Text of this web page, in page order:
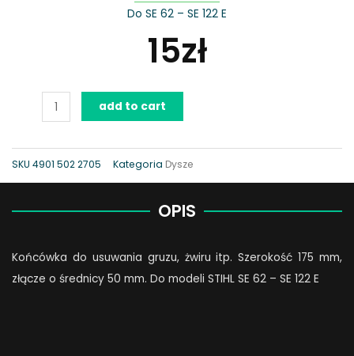
Do SE 62 – SE 122 E
15zł
Końcówka
add to cart
SKU 4901 502 2705 Kategoria Dysze
OPIS
Końcówka do usuwania gruzu, żwiru itp. Szerokość 175 mm,
złącze o średnicy 50 mm. Do modeli STIHL SE 62 – SE 122 E